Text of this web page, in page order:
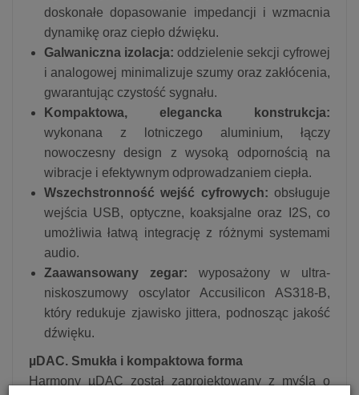
doskonałe dopasowanie impedancji i wzmacnia
dynamikę oraz ciepło dźwięku.
Galwaniczna izolacja: oddzielenie sekcji cyfrowej
i analogowej minimalizuje szumy oraz zakłócenia,
gwarantując czystość sygnału.
Kompaktowa, elegancka konstrukcja:
wykonana z lotniczego aluminium, łączy
nowoczesny design z wysoką odpornością na
wibracje i efektywnym odprowadzaniem ciepła.
Wszechstronność wejść cyfrowych: obsługuje
wejścia USB, optyczne, koaksjalne oraz I2S, co
umożliwia łatwą integrację z różnymi systemami
audio.
Zaawansowany zegar: wyposażony w ultra-
niskoszumowy oscylator Accusilicon AS318-B,
który redukuje zjawisko jittera, podnosząc jakość
dźwięku.
µDAC. Smukła i kompaktowa forma
Harmony µDAC został zaprojektowany z myślą o